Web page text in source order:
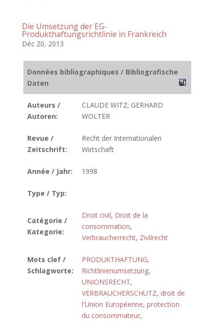
Die Umsetzung der EG-
Produkthaftungsrichtlinie in Frankreich
Déc 20, 2013
Données bibliographiques / Bibliografische
Daten
Auteurs /
Autoren:
CLAUDE WITZ; GERHARD
WOLTER
Revue /
Zeitschrift:
Recht der Internationalen
Wirtschaft
Année / Jahr: 1998
Type / Typ:
Catégorie /
Kategorie:
Droit civil, Droit de la
consommation,
Verbraucherrecht, Zivilrecht
Mots clef /
Schlagworte:
PRODUKTHAFTUNG,
Richtlinienumsetzung,
UNIONSRECHT,
VERBRAUCHERSCHUTZ, droit de
l'Union Européenne, protection
du consommateur,